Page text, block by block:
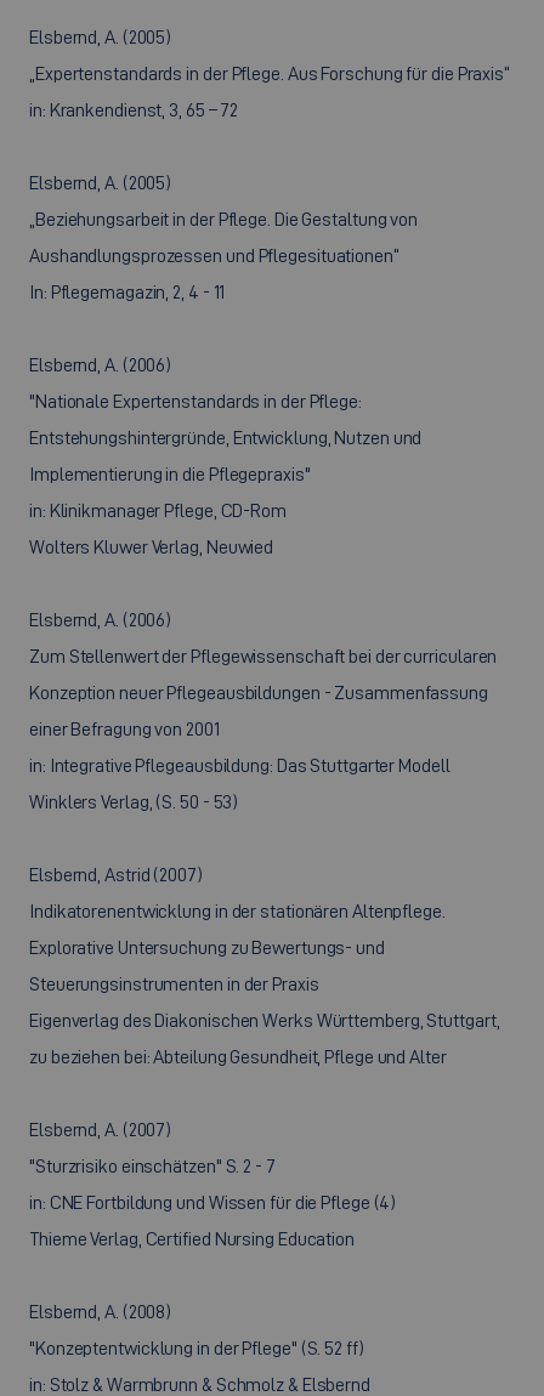
Elsbernd, A. (2005)
„Expertenstandards in der Pflege. Aus Forschung für die Praxis“
in: Krankendienst, 3, 65 – 72
Elsbernd, A. (2005)
„Beziehungsarbeit in der Pflege. Die Gestaltung von
Aushandlungsprozessen und Pflegesituationen“
In: Pflegemagazin, 2, 4 - 11
Elsbernd, A. (2006)
"Nationale Expertenstandards in der Pflege:
Entstehungshintergründe, Entwicklung, Nutzen und
Implementierung in die Pflegepraxis"
in: Klinikmanager Pflege, CD-Rom
Wolters Kluwer Verlag, Neuwied
Elsbernd, A. (2006)
Zum Stellenwert der Pflegewissenschaft bei der curricularen
Konzeption neuer Pflegeausbildungen - Zusammenfassung
einer Befragung von 2001
in: Integrative Pflegeausbildung: Das Stuttgarter Modell
Winklers Verlag, (S. 50 - 53)
Elsbernd, Astrid (2007)
Indikatorenentwicklung in der stationären Altenpflege.
Explorative Untersuchung zu Bewertungs- und
Steuerungsinstrumenten in der Praxis
Eigenverlag des Diakonischen Werks Württemberg, Stuttgart,
zu beziehen bei: Abteilung Gesundheit, Pflege und Alter
Elsbernd, A. (2007)
"Sturzrisiko einschätzen" S. 2 - 7
in: CNE Fortbildung und Wissen für die Pflege (4)
Thieme Verlag, Certified Nursing Education
Elsbernd, A. (2008)
"Konzeptentwicklung in der Pflege" (S. 52 ff)
in: Stolz & Warmbrunn & Schmolz & Elsbernd